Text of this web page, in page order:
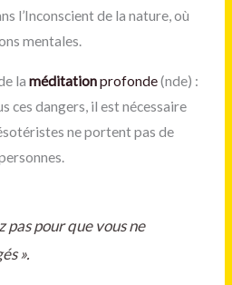
l’Inconscient de la nature, où
mentales.
laméditationprofonde(nde) :
ces dangers, il est nécessaire
ne portent pas de
pas pour que vous ne
».